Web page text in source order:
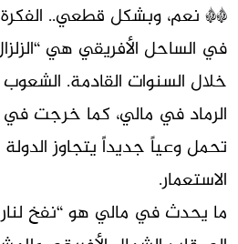
** نعم، وبشكل قطعي.. الفكرة
في الساحل الأفريقي هي
خلال السنوات القادمة.
الرماد في مالي، كما خرجت في
تحمل وعياً جديداً يتجاوز
الاستعمار.
ما يحدث في مالي هو “نفخ